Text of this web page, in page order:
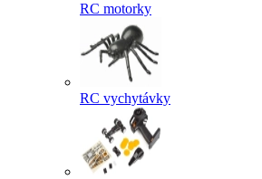
RC motorky
RC vychytávky